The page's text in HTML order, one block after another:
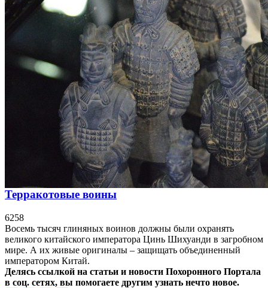
Терракотовые воины
6258
Восемь тысяч глиняных воинов должны были охранять
великого китайского императора Цинь Шихуанди в загробном
мире. А их живые оригиналы – защищать объединенный
императором Китай.
Делясь ссылкой на статьи и новости Похоронного Портала
в соц. сетях, вы помогаете другим узнать нечто новое.